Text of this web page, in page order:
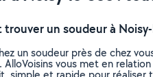
un soudeur à
un soudeur près de chez
AlloVoisins vous met en